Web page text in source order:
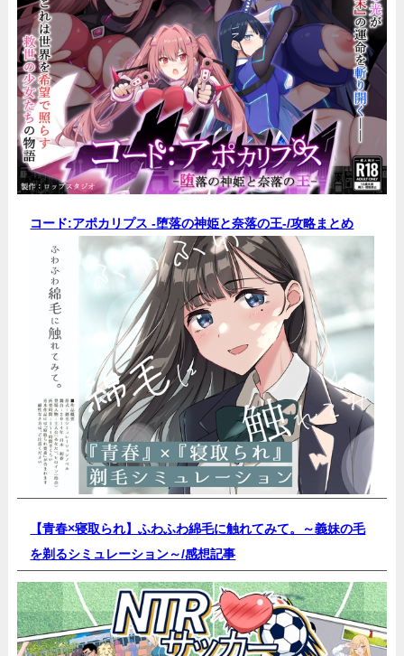
コード:アポカリプス -堕落の神姫と奈落の王-/攻略まとめ
【青春×寝取られ】ふわふわ綿毛に触れてみて。～義妹の毛
を剃るシミュレーション～/感想記事